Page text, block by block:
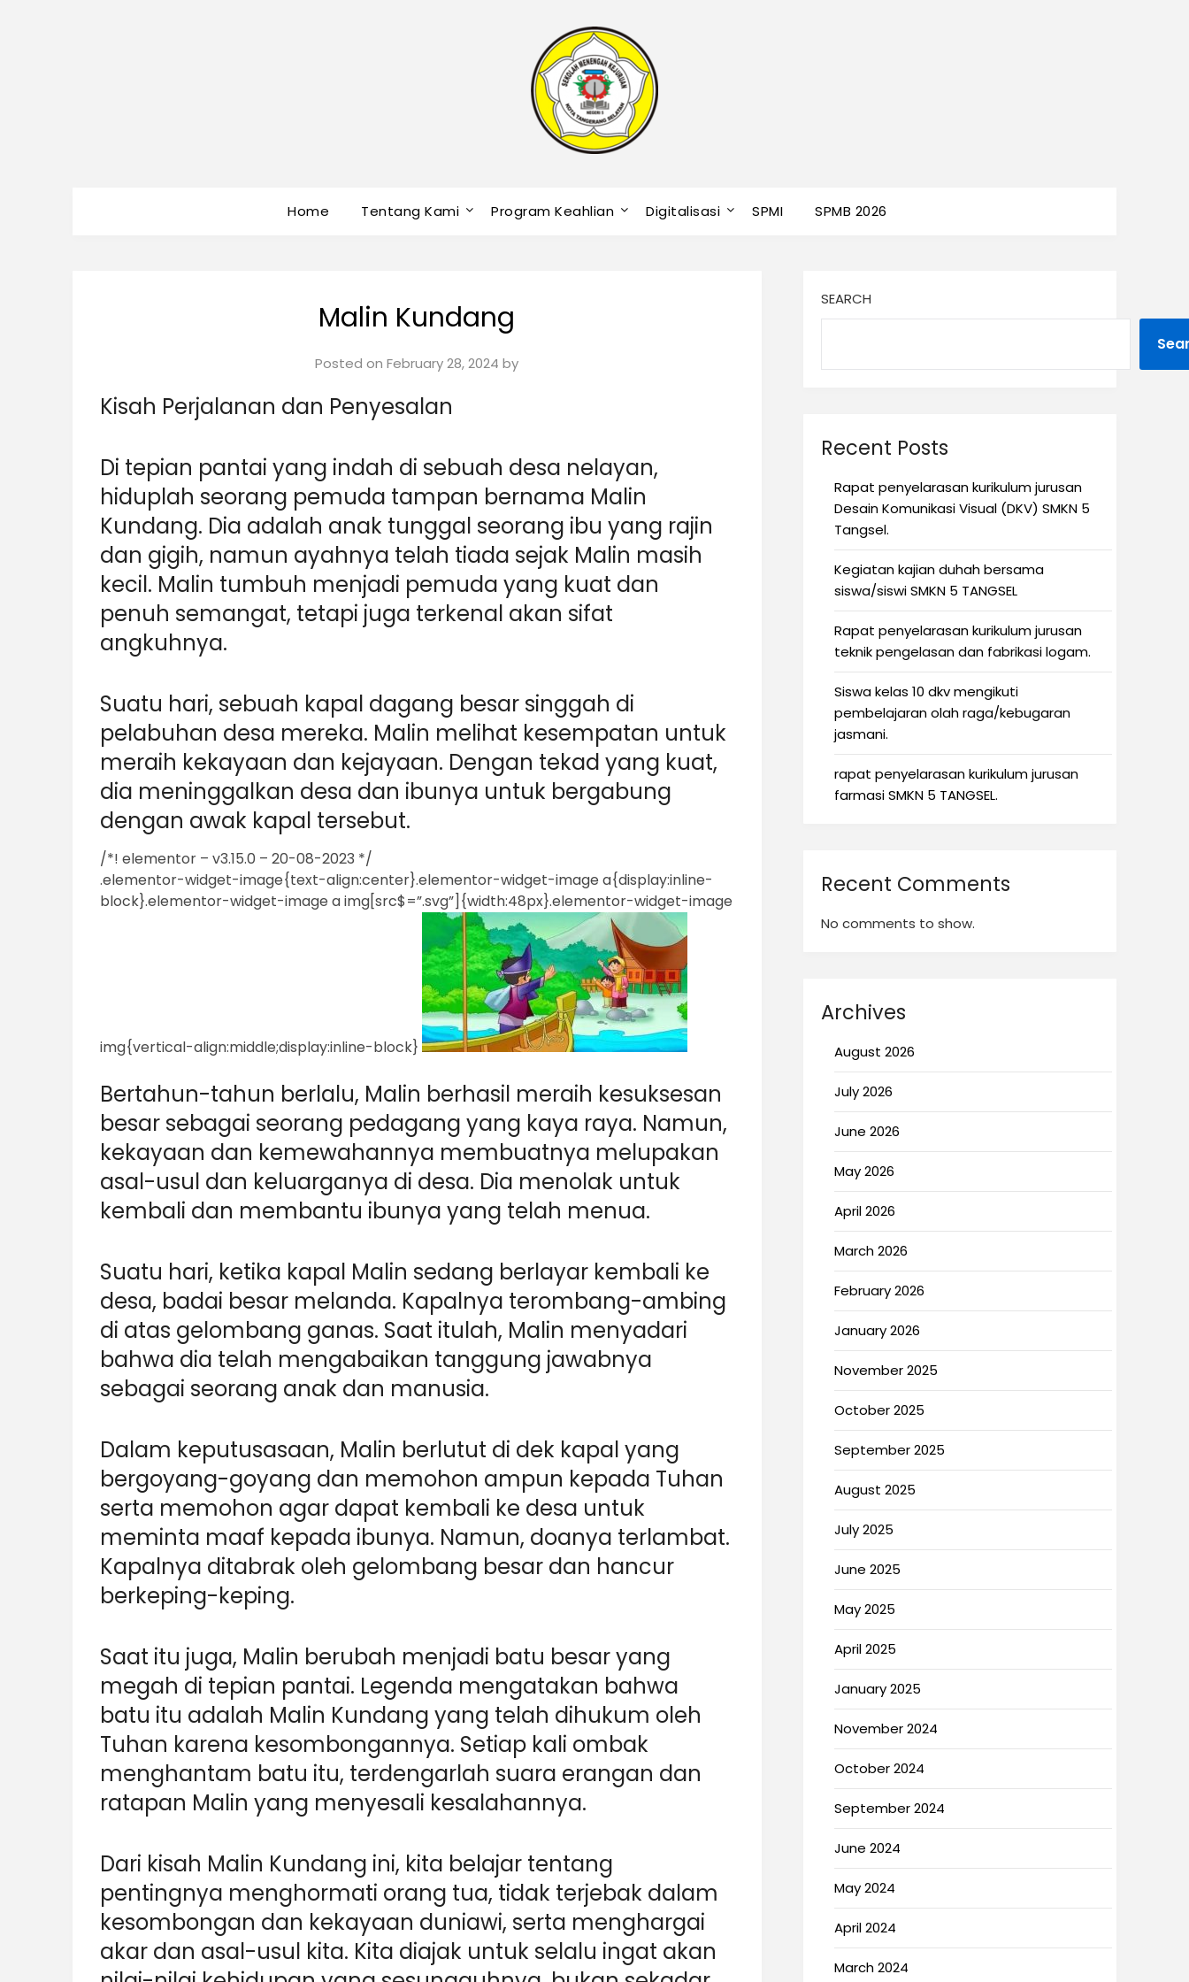
Home Tentang Kami Program Keahlian Digitalisasi SPMI SPMB 2026
Malin Kundang
Posted onFebruary 28, 2024 by
Kisah Perjalanan dan Penyesalan
Di tepian pantai yang indah di sebuah desa nelayan,
hiduplah seorang pemuda tampan bernama Malin
Kundang. Dia adalah anak tunggal seorang ibu yang rajin
dan gigih, namun ayahnya telah tiada sejak Malin masih
kecil. Malin tumbuh menjadi pemuda yang kuat dan
penuh semangat, tetapi juga terkenal akan sifat
angkuhnya.
Suatu hari, sebuah kapal dagang besar singgah di
pelabuhan desa mereka. Malin melihat kesempatan untuk
meraih kekayaan dan kejayaan. Dengan tekad yang kuat,
dia meninggalkan desa dan ibunya untuk bergabung
dengan awak kapal tersebut.
/*! elementor – v3.15.0 – 20-08-2023 */
.elementor-widget-image{text-align:center}.elementor-widget-image a{display:inline-
block}.elementor-widget-image a img[src$=”.svg”]{width:48px}.elementor-widget-image
img{vertical-align:middle;display:inline-block}
Bertahun-tahun berlalu, Malin berhasil meraih kesuksesan
besar sebagai seorang pedagang yang kaya raya. Namun,
kekayaan dan kemewahannya membuatnya melupakan
asal-usul dan keluarganya di desa. Dia menolak untuk
kembali dan membantu ibunya yang telah menua.
Suatu hari, ketika kapal Malin sedang berlayar kembali ke
desa, badai besar melanda. Kapalnya terombang-ambing
di atas gelombang ganas. Saat itulah, Malin menyadari
bahwa dia telah mengabaikan tanggung jawabnya
sebagai seorang anak dan manusia.
Dalam keputusasaan, Malin berlutut di dek kapal yang
bergoyang-goyang dan memohon ampun kepada Tuhan
serta memohon agar dapat kembali ke desa untuk
meminta maaf kepada ibunya. Namun, doanya terlambat.
Kapalnya ditabrak oleh gelombang besar dan hancur
berkeping-keping.
Saat itu juga, Malin berubah menjadi batu besar yang
megah di tepian pantai. Legenda mengatakan bahwa
batu itu adalah Malin Kundang yang telah dihukum oleh
Tuhan karena kesombongannya. Setiap kali ombak
menghantam batu itu, terdengarlah suara erangan dan
ratapan Malin yang menyesali kesalahannya.
Dari kisah Malin Kundang ini, kita belajar tentang
pentingnya menghormati orang tua, tidak terjebak dalam
kesombongan dan kekayaan duniawi, serta menghargai
akar dan asal-usul kita. Kita diajak untuk selalu ingat akan
SEARCH
Recent Posts
Rapat penyelarasan kurikulum jurusan
Desain Komunikasi Visual (DKV) SMKN 5
Tangsel.
Kegiatan kajian duhah bersama
siswa/siswi SMKN 5 TANGSEL
Rapat penyelarasan kurikulum jurusan
teknik pengelasan dan fabrikasi logam.
Siswa kelas 10 dkv mengikuti
pembelajaran olah raga/kebugaran
jasmani.
rapat penyelarasan kurikulum jurusan
farmasi SMKN 5 TANGSEL.
Recent Comments
No comments to show.
Archives
August 2026
July 2026
June 2026
May 2026
April 2026
March 2026
February 2026
January 2026
November 2025
October 2025
September 2025
August 2025
July 2025
June 2025
May 2025
April 2025
January 2025
November 2024
October 2024
September 2024
June 2024
May 2024
April 2024
March 2024